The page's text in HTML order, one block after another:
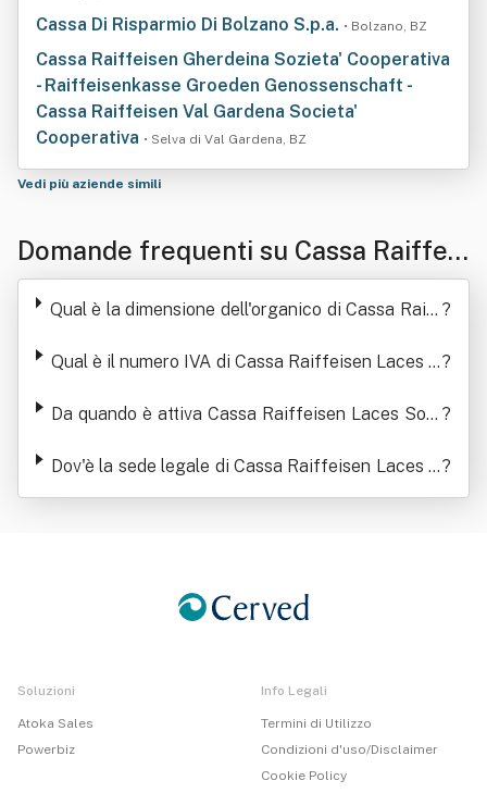
Cassa Di Risparmio Di Bolzano S.p.a. • Bolzano, BZ
Cassa Raiffeisen Gherdeina Sozieta' Cooperativa
- Raiffeisenkasse Groeden Genossenschaft -
Cassa Raiffeisen Val Gardena Societa'
Cooperativa • Selva di Val Gardena, BZ
Vedi più aziende simili
Domande frequenti su Cassa Raiffeis
en Laces Società Cooperativa
Qual è la dimensione dell'organico di Cassa Raiff ?
Qual è il numero IVA di Cassa Raiffeisen Laces S?
Da quando è attiva Cassa Raiffeisen Laces Soci ?
Dov'è la sede legale di Cassa Raiffeisen Laces S
ocietà Cooperativa
?
Soluzioni
Atoka Sales
Powerbiz
Info Legali
Termini di Utilizzo
Condizioni d'uso/Disclaimer
Cookie Policy